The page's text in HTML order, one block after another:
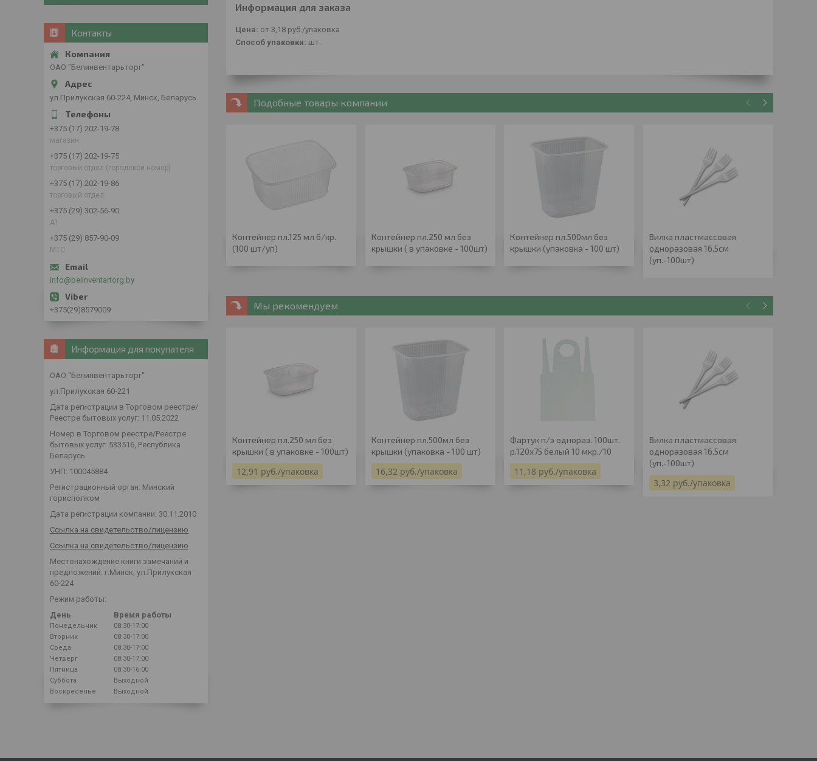
Информация для заказа
Цена: от 3,18 руб. /упаковка
Способ упаковки: шт.
Подобные товары компании
Контейнер пл.125 мл б/кр.
(100 шт/уп)
Контейнер пл.250 мл без
крышки ( в упаковке - 100шт)
Контейнер пл.500мл без
крышки (упаковка - 100 шт)
Вилка пластмассовая
одноразовая 16.5см
(уп.-100шт)
Мы рекомендуем
Контейнер пл.250 мл без
крышки ( в упаковке - 100шт)
12,91 руб./упаковка
Контейнер пл.500мл без
крышки (упаковка - 100 шт)
16,32 руб./упаковка
Фартук п/э однораз. 100шт.
р.120х75 белый 10 мкр./10
11,18 руб./упаковка
Вилка пластмассовая
одноразовая 16.5см
(уп.-100шт)
3,32 руб./упаковка
Контакты
ОАО "Белинвентарьторг"
ул.Прилукская 60-224, Минск, Беларусь
+375 (17) 202-19-78
магазин
+375 (17) 202-19-75
торговый отдел (городской номер)
+375 (17) 202-19-86
торговый отдел
+375 (29) 302-56-90
А1
+375 (29) 857-90-09
МТС
info@belinventartorg.by
+375(29)8579009
Информация для покупателя
ОАО "Белинвентарьторг"
ул.Прилукская 60-221
Дата регистрации в Торговом реестре/
Реестре бытовых услуг: 11.05.2022
Номер в Торговом реестре/Реестре
бытовых услуг: 533516, Республика
Беларусь
УНП: 100045884
Регистрационный орган: Минский
горисполком
Дата регистрации компании: 30.11.2010
Ссылка на свидетельство/лицензию
Ссылка на свидетельство/лицензию
Местонахождение книги замечаний и
предложений: г.Минск, ул.Прилукская
60-224
Режим работы:
День
Время работы
Понедельник
08:30-17:00
Вторник
08:30-17:00
Среда
08:30-17:00
Четверг
08:30-17:00
Пятница
08:30-16:00
Суббота
Выходной
Воскресенье
Выходной